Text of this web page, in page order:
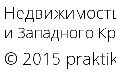
и Западного
© 2015